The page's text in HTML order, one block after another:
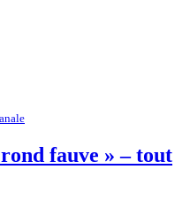
fauve » – tout